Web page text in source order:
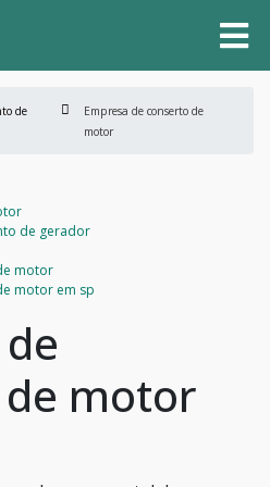
de
Empresa de conserto de
motor
de gerador
motor
motor em sp
motor